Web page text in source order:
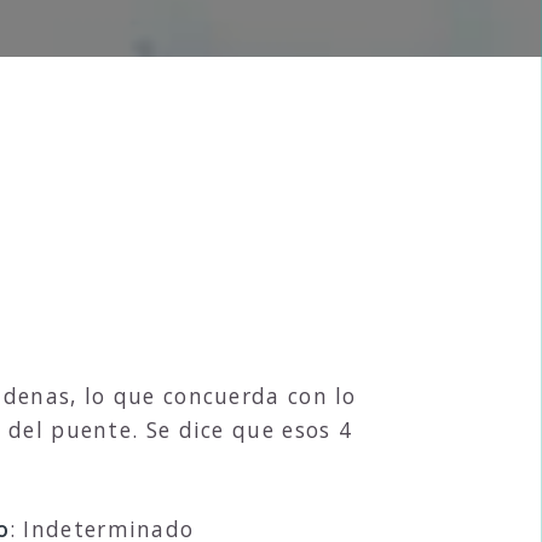
lo que concuerda con lo
puente. Se dice que esos 4
: Indeterminado